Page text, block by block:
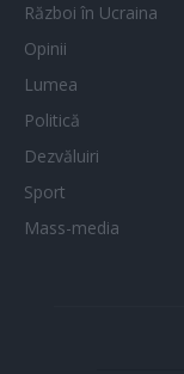
Război în Ucraina
Opinii
Lumea
Politică
Dezvăluiri
Sport
Mass-media